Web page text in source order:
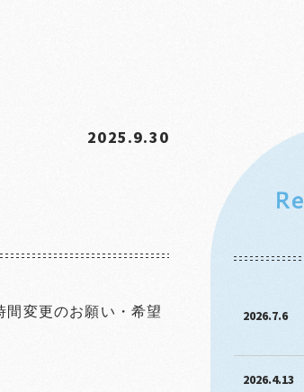
2025.9.30
間変更のお願い・希望 2026.7.6
2026.4.13